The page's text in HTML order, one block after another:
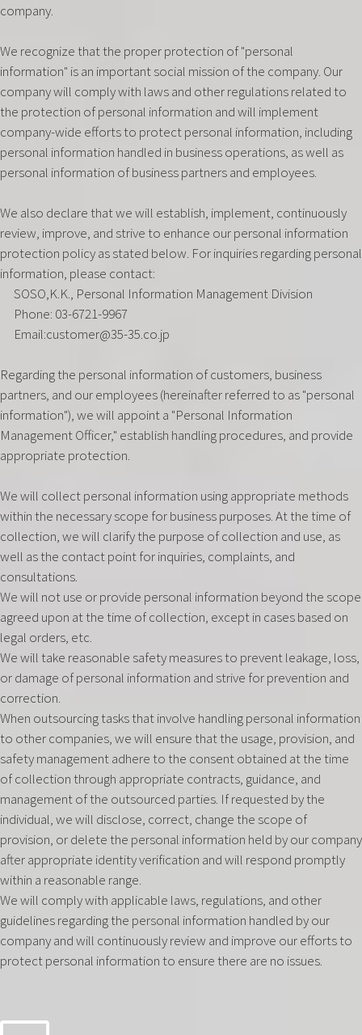
company.
We recognize that the proper protection of "personal
information" is an important social mission of the company. Our
company will comply with laws and other regulations related to
the protection of personal information and will implement
company-wide efforts to protect personal information, including
personal information handled in business operations, as well as
personal information of business partners and employees.
We also declare that we will establish, implement, continuously
review, improve, and strive to enhance our personal information
protection policy as stated below. For inquiries regarding personal
information, please contact:
SOSO,K.K., Personal Information Management Division
Phone: 03-6721-9967
Email:customer@35-35.co.jp
Regarding the personal information of customers, business
partners, and our employees (hereinafter referred to as "personal
information"), we will appoint a "Personal Information
Management Officer," establish handling procedures, and provide
appropriate protection.
We will collect personal information using appropriate methods
within the necessary scope for business purposes. At the time of
collection, we will clarify the purpose of collection and use, as
well as the contact point for inquiries, complaints, and
consultations.
We will not use or provide personal information beyond the scope
agreed upon at the time of collection, except in cases based on
legal orders, etc.
We will take reasonable safety measures to prevent leakage, loss,
or damage of personal information and strive for prevention and
correction.
When outsourcing tasks that involve handling personal information
to other companies, we will ensure that the usage, provision, and
safety management adhere to the consent obtained at the time
of collection through appropriate contracts, guidance, and
management of the outsourced parties. If requested by the
individual, we will disclose, correct, change the scope of
provision, or delete the personal information held by our company
after appropriate identity verification and will respond promptly
within a reasonable range.
We will comply with applicable laws, regulations, and other
guidelines regarding the personal information handled by our
company and will continuously review and improve our efforts to
protect personal information to ensure there are no issues.